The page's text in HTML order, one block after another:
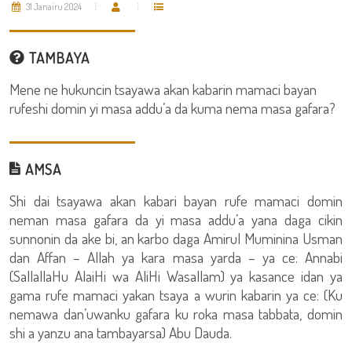
31 Janairu 2024
TAMBAYA
Mene ne hukuncin tsayawa akan kabarin mamaci bayan
rufeshi domin yi masa addu’a da kuma nema masa gafara?
AMSA
Shi dai tsayawa akan kabari bayan rufe mamaci domin
neman masa gafara da yi masa addu’a yana daga cikin
sunnonin da ake bi, an karbo daga Amirul Muminina Usman
dan Affan – Allah ya kara masa yarda – ya ce: Annabi
(SallallaHu AlaiHi wa AliHi Wasallam) ya kasance idan ya
gama rufe mamaci yakan tsaya a wurin kabarin ya ce: (Ku
nemawa dan’uwanku gafara ku roka masa tabbata, domin
shi a yanzu ana tambayarsa) Abu Dauda.